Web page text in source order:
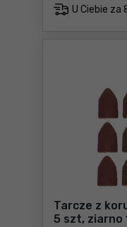
U Ciebie za
Tarcze z korundu, ( 5 szt, ziarno 80,
5 szt, ziarno